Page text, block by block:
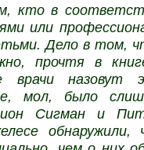
кто в
или
Дело в том,
прочтя в
врачи назовут
мол, было
Сигман и
обнаружили,